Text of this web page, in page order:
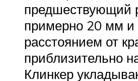
предшествующий
примерно 20 мм и
расстоянием от
приблизительно
Клинкер